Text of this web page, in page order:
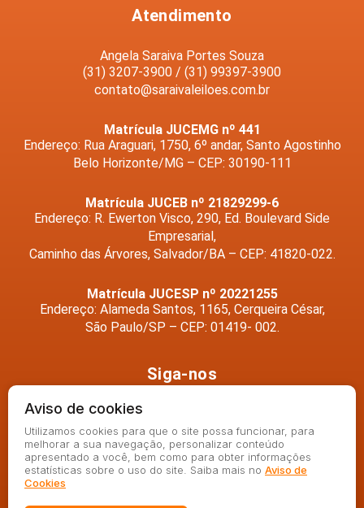
Atendimento
Angela Saraiva Portes Souza
(31) 3207-3900 / (31) 99397-3900
contato@saraivaleiloes.com.br
Matrícula JUCEMG nº 441
Endereço: Rua Araguari, 1750, 6º andar, Santo Agostinho
Belo Horizonte/MG – CEP: 30190-111
Matrícula JUCEB nº 21829299-6
Endereço: R. Ewerton Visco, 290, Ed. Boulevard Side
Empresarial,
Caminho das Árvores, Salvador/BA – CEP: 41820-022.
Matrícula JUCESP nº 20221255
Endereço: Alameda Santos, 1165, Cerqueira César,
São Paulo/SP – CEP: 01419- 002.
Siga-nos
Aviso de cookies
Utilizamos cookies para que o site possa funcionar, para
melhorar a sua navegação, personalizar conteúdo
apresentado a você, bem como para obter informações
estatísticas sobre o uso do site. Saiba mais no Aviso de
Cookies